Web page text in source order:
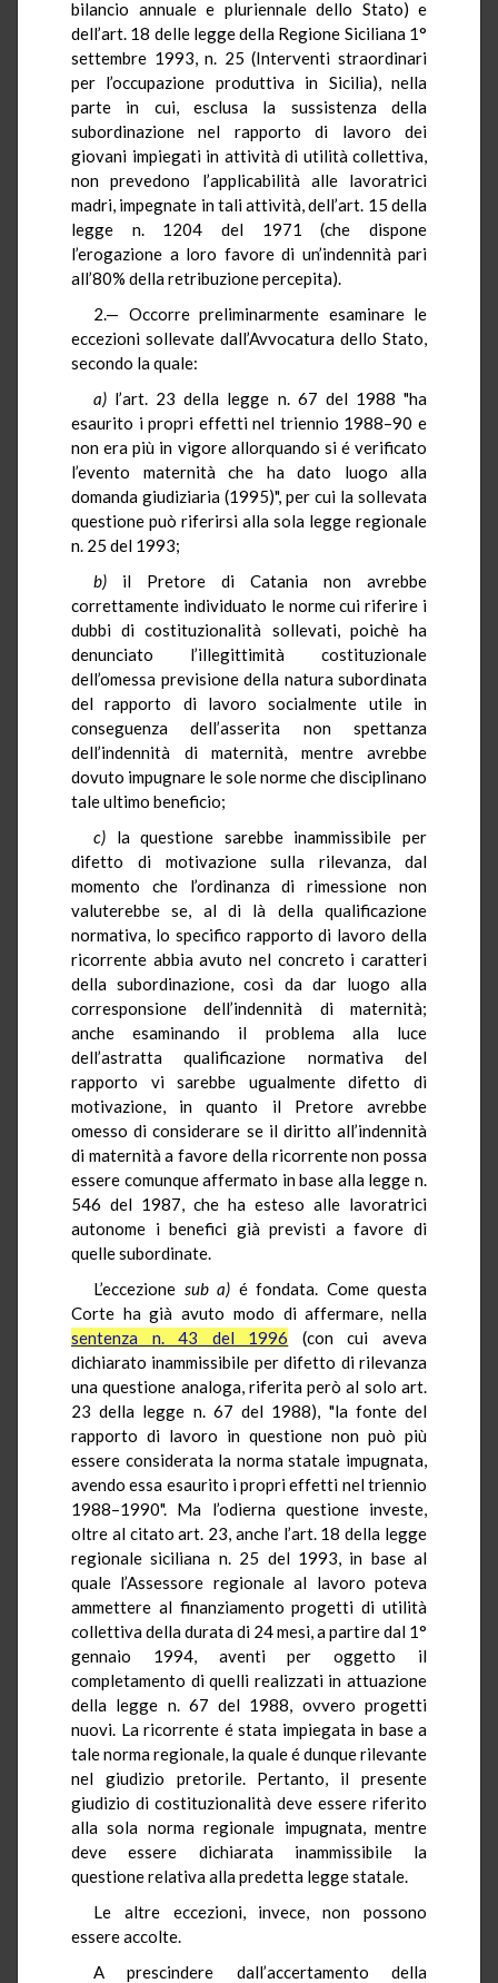
bilancio annuale e pluriennale dello Stato) e
dell’art. 18 delle legge della Regione Siciliana 1°
settembre 1993, n. 25 (Interventi straordinari
per l’occupazione produttiva in Sicilia), nella
parte in cui, esclusa la sussistenza della
subordinazione nel rapporto di lavoro dei
giovani impiegati in attività di utilità collettiva,
non prevedono l’applicabilità alle lavoratrici
madri, impegnate in tali attività, dell’art. 15 della
legge n. 1204 del 1971 (che dispone
l’erogazione a loro favore di un’indennità pari
all’80% della retribuzione percepita).
2.— Occorre preliminarmente esaminare le
eccezioni sollevate dall’Avvocatura dello Stato,
secondo la quale:
a) l’art. 23 della legge n. 67 del 1988 "ha
esaurito i propri effetti nel triennio 1988–90 e
non era più in vigore allorquando si é verificato
l’evento maternità che ha dato luogo alla
domanda giudiziaria (1995)", per cui la sollevata
questione può riferirsi alla sola legge regionale
n. 25 del 1993;
b) il Pretore di Catania non avrebbe
correttamente individuato le norme cui riferire i
dubbi di costituzionalità sollevati, poichè ha
denunciato l’illegittimità costituzionale
dell’omessa previsione della natura subordinata
del rapporto di lavoro socialmente utile in
conseguenza dell’asserita non spettanza
dell’indennità di maternità, mentre avrebbe
dovuto impugnare le sole norme che disciplinano
tale ultimo beneficio;
c) la questione sarebbe inammissibile per
difetto di motivazione sulla rilevanza, dal
momento che l’ordinanza di rimessione non
valuterebbe se, al di là della qualificazione
normativa, lo specifico rapporto di lavoro della
ricorrente abbia avuto nel concreto i caratteri
della subordinazione, così da dar luogo alla
corresponsione dell’indennità di maternità;
anche esaminando il problema alla luce
dell’astratta qualificazione normativa del
rapporto vi sarebbe ugualmente difetto di
motivazione, in quanto il Pretore avrebbe
omesso di considerare se il diritto all’indennità
di maternità a favore della ricorrente non possa
essere comunque affermato in base alla legge n.
546 del 1987, che ha esteso alle lavoratrici
autonome i benefici già previsti a favore di
quelle subordinate.
L’eccezione sub a) é fondata. Come questa
Corte ha già avuto modo di affermare, nella
sentenza n. 43 del 1996 (con cui aveva
dichiarato inammissibile per difetto di rilevanza
una questione analoga, riferita però al solo art.
23 della legge n. 67 del 1988), "la fonte del
rapporto di lavoro in questione non può più
essere considerata la norma statale impugnata,
avendo essa esaurito i propri effetti nel triennio
1988–1990". Ma l’odierna questione investe,
oltre al citato art. 23, anche l’art. 18 della legge
regionale siciliana n. 25 del 1993, in base al
quale l’Assessore regionale al lavoro poteva
ammettere al finanziamento progetti di utilità
collettiva della durata di 24 mesi, a partire dal 1°
gennaio 1994, aventi per oggetto il
completamento di quelli realizzati in attuazione
della legge n. 67 del 1988, ovvero progetti
nuovi. La ricorrente é stata impiegata in base a
tale norma regionale, la quale é dunque rilevante
nel giudizio pretorile. Pertanto, il presente
giudizio di costituzionalità deve essere riferito
alla sola norma regionale impugnata, mentre
deve essere dichiarata inammissibile la
questione relativa alla predetta legge statale.
Le altre eccezioni, invece, non possono
essere accolte.
A prescindere dall’accertamento della